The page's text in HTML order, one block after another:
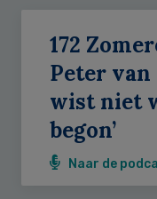
172
Peter van
wist niet
begon’
Naar de